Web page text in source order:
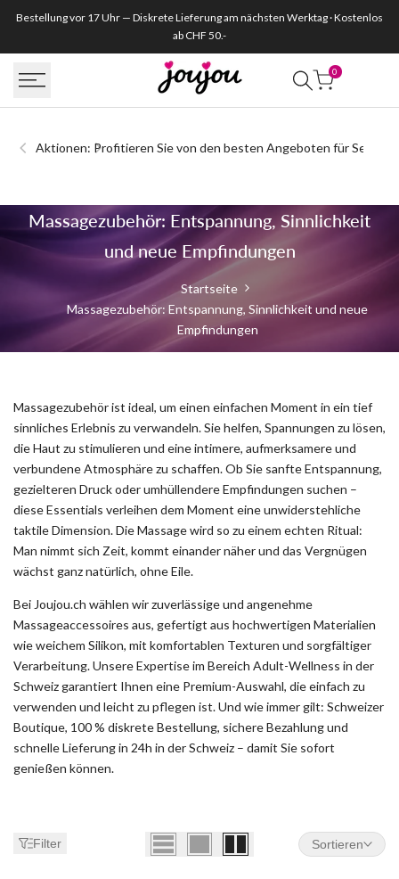
springen
Bestellung vor 17 Uhr — Diskrete Lieferung am nächsten Werktag · Kostenlos
ab CHF 50.-
0
Aktionen: Profitieren Sie von den besten Angeboten für Sextoys
Massagezubehör:
Entspannung
Genuss
in
Privatsphäre.
Massagezubehör: Entspannung, Sinnlichkeit
und neue Empfindungen
Startseite
Massagezubehör: Entspannung, Sinnlichkeit und neue
Empfindungen
Massagezubehör ist ideal, um einen einfachen Moment in ein tief
sinnliches Erlebnis zu verwandeln. Sie helfen, Spannungen zu lösen,
die Haut zu stimulieren und eine intimere, aufmerksamere und
verbundene Atmosphäre zu schaffen. Ob Sie sanfte Entspannung,
gezielteren Druck oder umhüllendere Empfindungen suchen –
diese Essentials verleihen dem Moment eine unwiderstehliche
taktile Dimension. Die Massage wird so zu einem echten Ritual:
Man nimmt sich Zeit, kommt einander näher und das Vergnügen
wächst ganz natürlich, ohne Eile.
Bei Joujou.ch wählen wir zuverlässige und angenehme
Massageaccessoires aus, gefertigt aus hochwertigen Materialien
wie weichem Silikon, mit komfortablen Texturen und sorgfältiger
Verarbeitung. Unsere Expertise im Bereich Adult-Wellness in der
Schweiz garantiert Ihnen eine Premium-Auswahl, die einfach zu
verwenden und leicht zu pflegen ist. Und wie immer gilt: Schweizer
Boutique, 100 % diskrete Bestellung, sichere Bezahlung und
schnelle Lieferung in 24h in der Schweiz – damit Sie sofort
genießen können.
Filter Sortieren